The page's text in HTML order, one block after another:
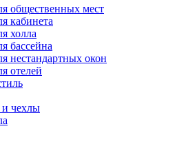
общественных мест
кабинета
холла
бассейна
нестандартных окон
отелей
чехлы